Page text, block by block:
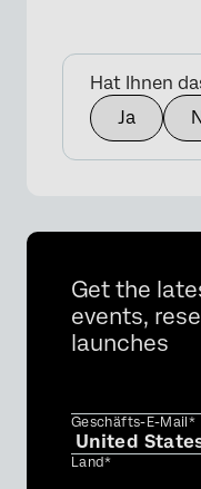
Hat Ihnen
Ja
Get the
events,
launches
Geschäfts-E-Mail*
Land*